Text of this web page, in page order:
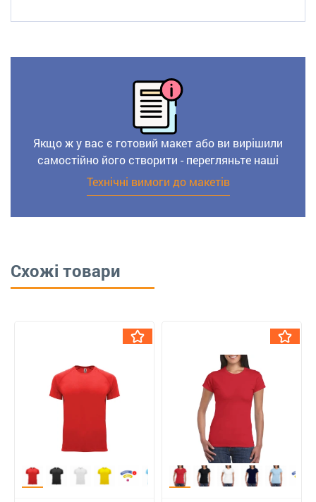
Якщо ж у вас є готовий макет або ви вирішили
самостійно його створити - перегляньте наші
Технічні вимоги до макетів
Схожі товари